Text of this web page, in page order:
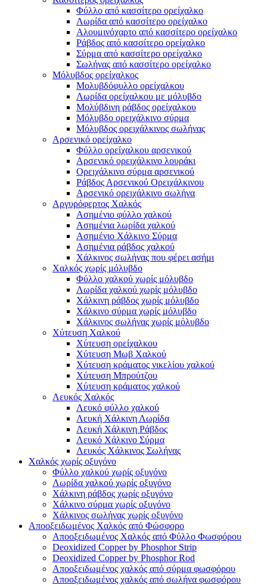
Φύλλο από κασσίτερο ορείχαλκο
Λωρίδα από κασσίτερο ορείχαλκο
Αλουμινόχαρτο από κασσίτερο ορείχαλκο
Ράβδος από κασσίτερο ορείχαλκο
Σύρμα από κασσίτερο ορείχαλκο
Σωλήνας από κασσίτερο ορείχαλκο
Μόλυβδος ορείχαλκος
Μολυβδόφυλλο ορείχαλκου
Λωρίδα ορείχαλκου με μόλυβδο
Μολύβδινη ράβδος ορείχαλκου
Μόλυβδο ορειχάλκινο σύρμα
Μόλυβδος ορειχάλκινος σωλήνας
Αρσενικό ορείχαλκο
Φύλλο ορείχαλκου αρσενικού
Αρσενικό ορειχάλκινο λουράκι
Ορειχάλκινο σύρμα αρσενικού
Ράβδος Αρσενικού Ορειχάλκινου
Αρσενικό ορειχάλκινο σωλήνα
Αργυρόφερτος Χαλκός
Ασημένιο φύλλο χαλκού
Ασημένια λωρίδα χαλκού
Ασημένιο Χάλκινο Σύρμα
Ασημένια ράβδος χαλκού
Χάλκινος σωλήνας που φέρει ασήμι
Χαλκός χωρίς μόλυβδο
Φύλλο χαλκού χωρίς μόλυβδο
Λωρίδα χαλκού χωρίς μόλυβδο
Χάλκινη ράβδος χωρίς μόλυβδο
Χάλκινο σύρμα χωρίς μόλυβδο
Χάλκινος σωλήνας χωρίς μόλυβδο
Χύτευση Χαλκού
Χύτευση ορείχαλκου
Χύτευση Μωβ Χαλκού
Χύτευση κράματος νικελίου χαλκού
Χύτευση Μπρούτζου
Χύτευση κράματος χαλκού
Λευκός Χαλκός
Λευκό φύλλο χαλκού
Λευκή Χάλκινη Λωρίδα
Λευκή Χάλκινη Ράβδος
Λευκό Χάλκινο Σύρμα
Λευκός Χάλκινος Σωλήνας
Χαλκός χωρίς οξυγόνο
Φύλλο χαλκού χωρίς οξυγόνο
Λωρίδα χαλκού χωρίς οξυγόνο
Χάλκινη ράβδος χωρίς οξυγόνο
Χάλκινο σύρμα χωρίς οξυγόνο
Χάλκινος σωλήνας χωρίς οξυγόνο
Αποοξειδωμένος Χαλκός από Φώσφορο
Αποοξειδωμένος Χαλκός από Φύλλο Φωσφόρου
Deoxidized Copper by Phosphor Strip
Deoxidized Copper by Phosphor Rod
Αποοξειδωμένος χαλκός από σύρμα φωσφόρου
Αποοξειδωμένος χαλκός από σωλήνα φωσφόρου